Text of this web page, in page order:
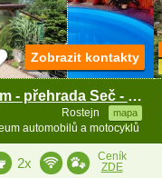
Chalupa s bazénem - přehrada Seč - Železné hory
Rostejn mapa
automobilů a motocyklů
Zobrazit kontakty
2x
Ceník
ZDE